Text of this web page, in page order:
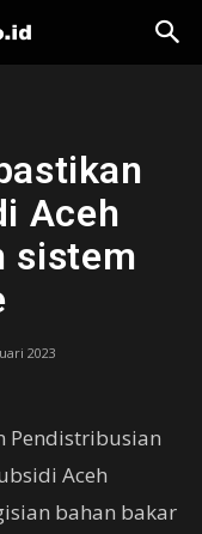
Aceh
sistem
2023
Pendistribusian
Aceh
bahan bakar